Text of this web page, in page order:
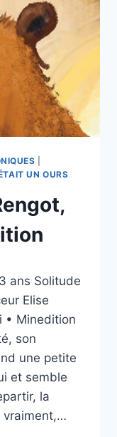
UN OURS
ans Solitude
Elise
• Minedition
son
une petite
et semble
la
vraiment,…